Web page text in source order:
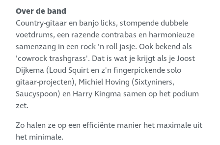
Over de band
Country-gitaar en banjo licks, stompende dubbele
voetdrums, een razende contrabas en harmonieuze
samenzang in een rock 'n roll jasje. Ook bekend als
'cowrock trashgrass'. Dat is wat je krijgt als je Joost
Dijkema (Loud Squirt en z'n fingerpickende solo
gitaar-projecten), Michiel Hoving (Sixtyniners,
Saucyspoon) en Harry Kingma samen op het podium
zet.
Zo halen ze op een efficiënte manier het maximale uit
het minimale.